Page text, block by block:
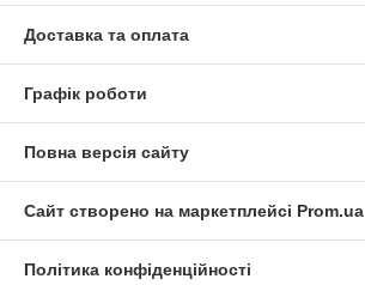
Доставка та оплата
Графік роботи
Повна версія сайту
Сайт створено на маркетплейсі Prom.ua
Політика конфіденційності